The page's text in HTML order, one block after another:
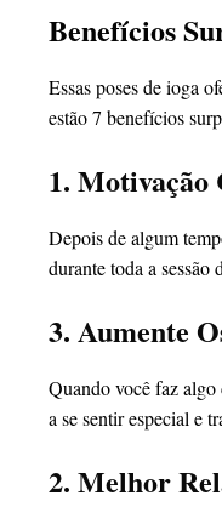
Benefícios
Essas poses de ioga
estão 7 benefícios
1. Motivação
Depois de algum
durante toda a sessão
3. Aumente
Quando você faz algo
a se sentir especial e
2. Melhor